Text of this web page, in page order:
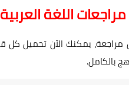
اللغة العربية الثانوية
يمكنك الآن تحميل
بالكامل.